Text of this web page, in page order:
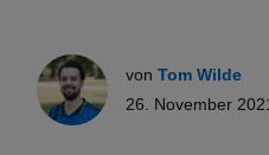
von Tom Wilde
26. November